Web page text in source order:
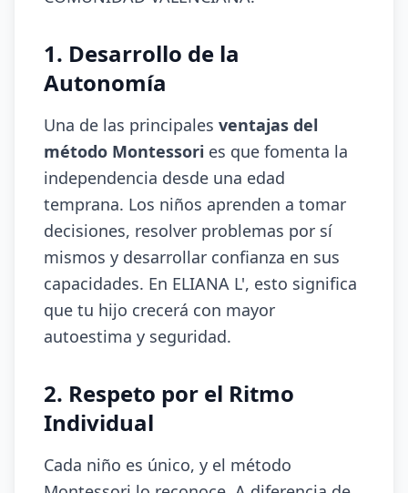
1. Desarrollo de la
Autonomía
Una de las principales ventajas del
método Montessori es que fomenta la
independencia desde una edad
temprana. Los niños aprenden a tomar
decisiones, resolver problemas por sí
mismos y desarrollar confianza en sus
capacidades. En ELIANA L', esto significa
que tu hijo crecerá con mayor
autoestima y seguridad.
2. Respeto por el Ritmo
Individual
Cada niño es único, y el método